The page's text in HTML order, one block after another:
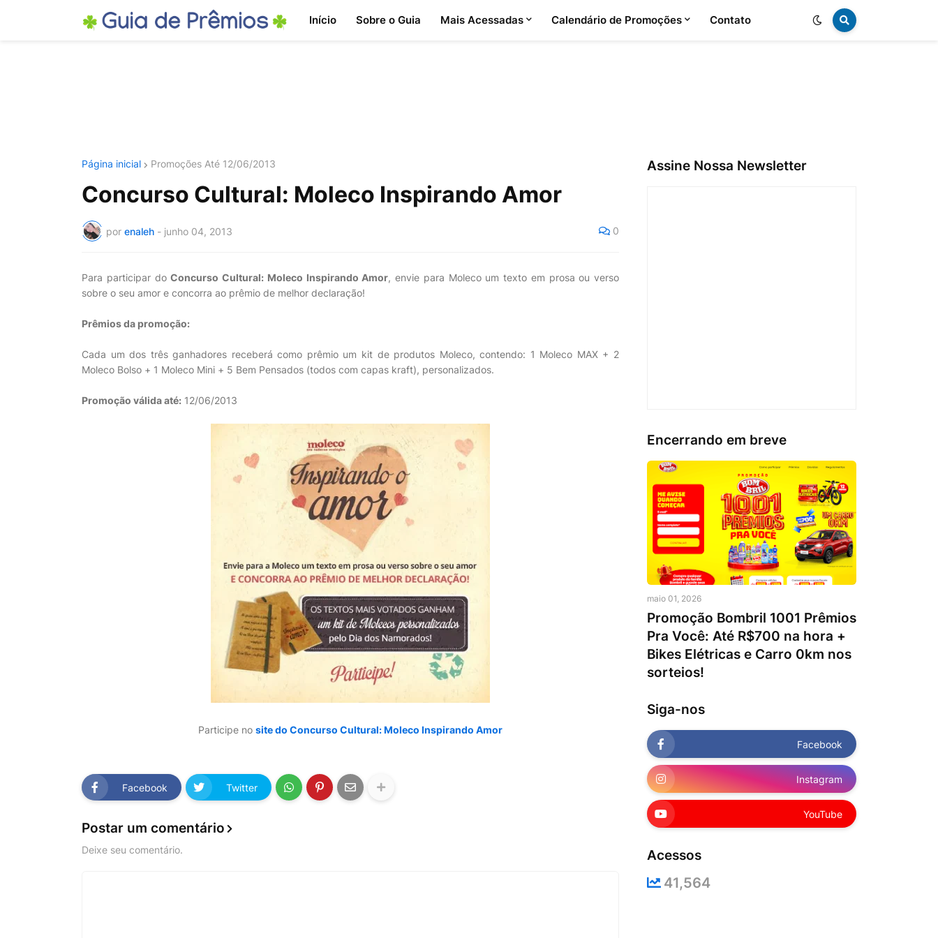
Início Sobre o Guia Mais Acessadas Calendário de Promoções Contato
Página inicial Promoções Até 12/06/2013
Concurso Cultural: Moleco Inspirando Amor
por enaleh - junho 04, 2013 0
Para participar doConcurso Cultural: Moleco Inspirando Amor, envie para Moleco um texto em prosa ou verso
sobre o seu amor e concorra ao prêmio de melhor declaração!
Prêmios da promoção:
Cada um dos três ganhadores receberá como prêmio um kit de produtos Moleco, contendo: 1 Moleco MAX + 2
Moleco Bolso + 1 Moleco Mini + 5 Bem Pensados (todos com capas kraft), personalizados.
Promoção válida até: 12/06/2013
Participe no site do Concurso Cultural: Moleco Inspirando Amor
Facebook Twitter
Postar um comentário
Deixe seu comentário.
Assine Nossa Newsletter
Encerrando em breve
maio 01, 2026
Promoção Bombril 1001 Prêmios
Pra Você: Até R$700 na hora +
Bikes Elétricas e Carro 0km nos
sorteios!
Siga-nos
Facebook
Instagram
YouTube
Acessos
41,564